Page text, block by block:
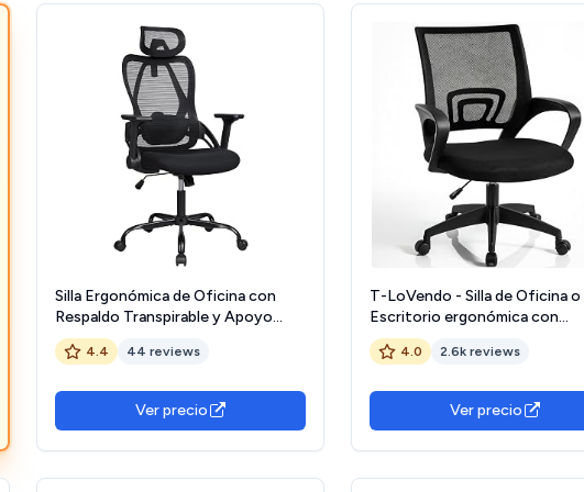
Silla Ergonómica de Oficina con
Respaldo Transpirable y Apoyo
Lumbar | Reposacabezas Ajustable,
Reposabrazos Regulables, Asiento
Escritorio, Teletrabajo y Estudio
4.4 44 reviews
Ver precio
T-LoVendo - Silla de Oficina o
Escritorio ergonómica con
Soporte Lumbar, Malla
Regulable en Altura, Ruedas
4.0 2.6k reviews
Ver precio